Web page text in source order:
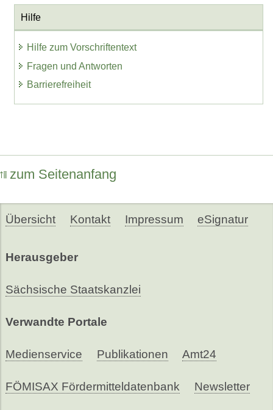
Hilfe
Hilfe zum Vorschriftentext
Fragen und Antworten
Barrierefreiheit
zum Seitenanfang
Übersicht Kontakt Impressum eSignatur
Herausgeber
Sächsische Staatskanzlei
Verwandte Portale
Medienservice Publikationen Amt24
FÖMISAX Fördermitteldatenbank Newsletter